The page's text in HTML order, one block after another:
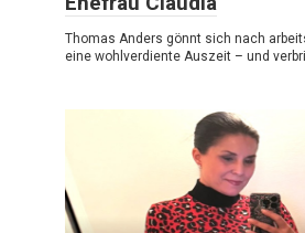
Thomas Anders gönnt sich nach
eine wohlverdiente Auszeit – und